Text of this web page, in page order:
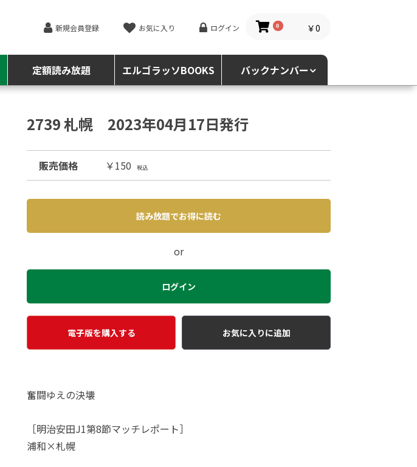
新規会員登録 お気に入り ログイン 0 ￥0
定額読み放題 エルゴラッソBOOKS バックナンバー
2739 札幌 2023年04月17日発行
販売価格 ￥150 税込
読み放題でお得に読む
or
ログイン
電子版を購入する お気に入りに追加
奮闘ゆえの決壊
［明治安田J1第8節マッチレポート］
浦和×札幌